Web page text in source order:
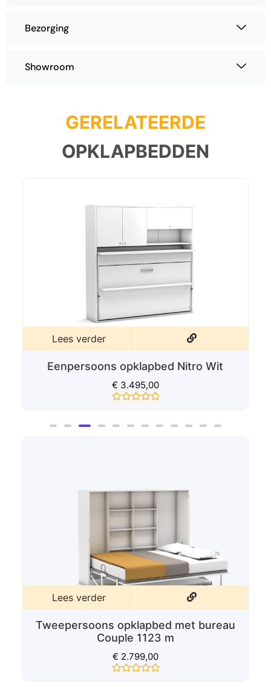
Bezorging
Showroom
GERELATEERDE
OPKLAPBEDDEN
Lees verder
Eenpersoons opklapbed Nitro Verde
€ 3.495,00
uit
Lees verder
Tweepersoons Opklapbed Couple 1123
€2.175,00
Gewaardeerd